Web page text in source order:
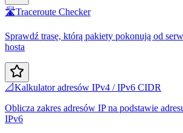
🛣️Traceroute Checker
Sprawdź trasę, którą pakiety pokonują od
hosta
📐Kalkulator adresów IPv4 / IPv6 CIDR
Oblicza zakres adresów IP na podstawie
IPv6